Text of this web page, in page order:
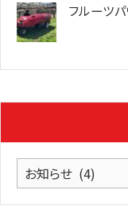
フルーツ
テ
ゴ